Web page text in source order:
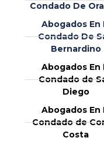
Condado De
Abogados En
Condado De
Bernardino
Abogados En
Condado de
Diego
Abogados En
Condado de
Costa